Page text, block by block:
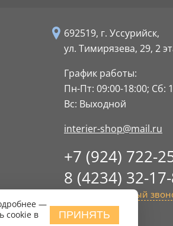
692519, г. Уссурийск,
ул. Тимирязева, 29, 2
График работы:
Пн-Пт: 09:00-18:00; Сб:
Вс: Выходной
interier-shop@mail.ru
+7 (924) 722-
8 (4234) 32-
Заказать обратный
—
cookie в
ПРИНЯТЬ